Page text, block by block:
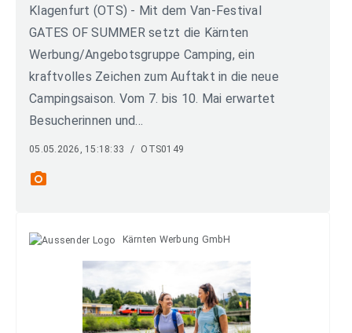
Klagenfurt (OTS) - Mit dem Van-Festival
GATES OF SUMMER setzt die Kärnten
Werbung/Angebotsgruppe Camping, ein
kraftvolles Zeichen zum Auftakt in die neue
Campingsaison. Vom 7. bis 10. Mai erwartet
Besucherinnen und...
05.05.2026, 15:18:33 / OTS0149
photo_camera
Kärnten Werbung GmbH